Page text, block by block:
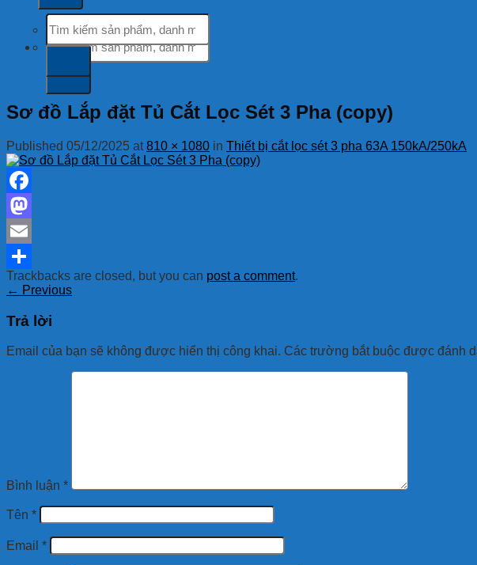
Tìm
kiếm:
Tìm
kiếm:
Sơ đồ Lắp đặt Tủ Cắt Lọc Sét 3 Pha (copy)
Published 05/12/2025 at810 × 1080 in Thiết bị cắt lọc sét 3 pha 63A 150kA/250kA
Facebook
Mastodon
Email
Share
Trackbacks are closed, but you can post a comment.
← Previous
Trả lời
Email của bạn sẽ không được hiển thị công khai. Các trường bắt buộc được đánh
Bình luận *
Tên *
Email *